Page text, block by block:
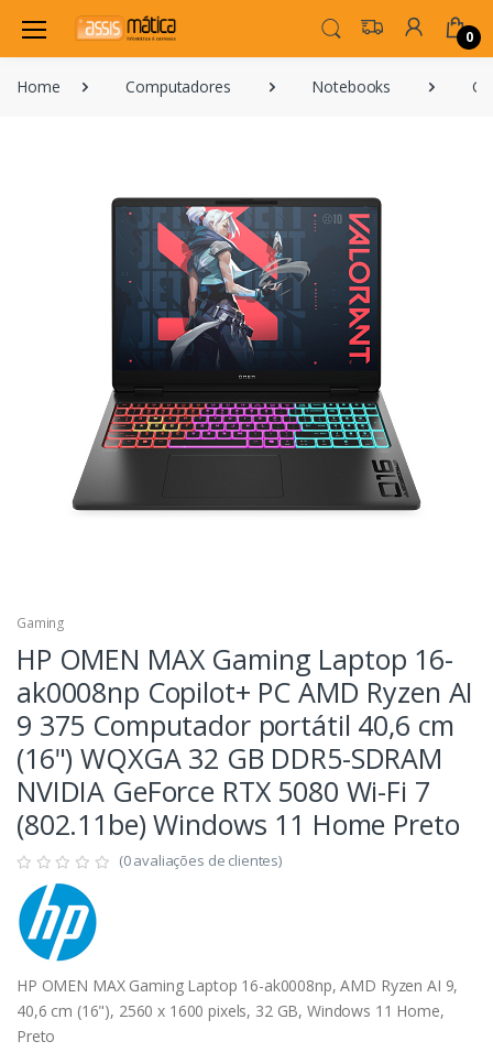
0
Home Computadores Notebooks
Gaming
HP OMEN MAX Gaming Laptop 16-
ak0008np Copilot+ PC AMD Ryzen AI
9 375 Computador portátil 40,6 cm
(16") WQXGA 32 GB DDR5-SDRAM
NVIDIA GeForce RTX 5080 Wi-Fi 7
(802.11be) Windows 11 Home Preto
(0 avaliações de clientes)
HP OMEN MAX Gaming Laptop 16-ak0008np, AMD Ryzen AI 9,
40,6 cm (16"), 2560 x 1600 pixels, 32 GB, Windows 11 Home,
Preto